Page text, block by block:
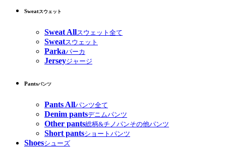
Sweatスウェット
Sweat Allスウェット全て
Sweatスウェット
Parkaパーカ
Jerseyジャージ
Pantsパンツ
Pants Allパンツ全て
Denim pantsデニムパンツ
Other pants総柄&チノパンその他パンツ
Short pantsショートパンツ
Shoesシューズ